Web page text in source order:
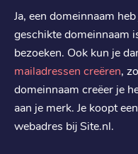
Ja, een domeinnaam
geschikte domeinnaam
bezoeken. Ook kun je
mailadressen creëren,
domeinnaam creëer je
aan je merk. Je koopt
webadres bij Site.nl.